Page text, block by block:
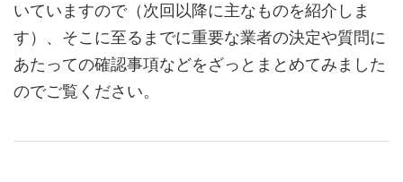
いていますので（次回以降に主なものを紹介しま
す）、そこに至るまでに重要な業者の決定や質問に
あたっての確認事項などをざっとまとめてみました
のでご覧ください。